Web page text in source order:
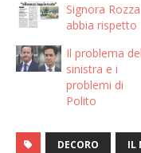
Signora Rozza
abbia rispetto
Il problema
sinistra e i
problemi di
Polito
DECORO IL